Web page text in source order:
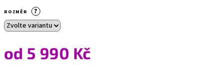
ROZMĚR ?
od 5 990 Kč